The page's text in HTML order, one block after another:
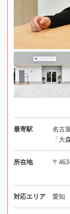
最寄駅
名古
「大
所在地 〒
対応エリア 愛知